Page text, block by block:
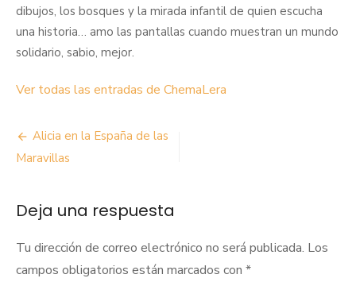
dibujos, los bosques y la mirada infantil de quien escucha
una historia… amo las pantallas cuando muestran un mundo
solidario, sabio, mejor.
Ver todas las entradas de ChemaLera
Navegación
de
Alicia en la España de las
Maravillas
Deja una respuesta
Tu dirección de correo electrónico no será publicada. Los
campos obligatorios están marcados con *